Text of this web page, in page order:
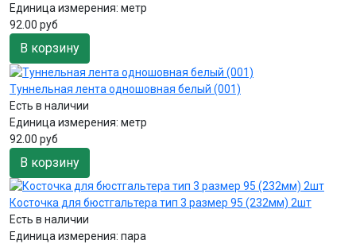
Единица измерения: метр
92.00 руб
В корзину
Туннельная лента одношовная белый (001)
Есть в наличии
Единица измерения: метр
92.00 руб
В корзину
Косточка для бюстгальтера тип 3 размер 95 (232мм) 2шт
Есть в наличии
Единица измерения: пара